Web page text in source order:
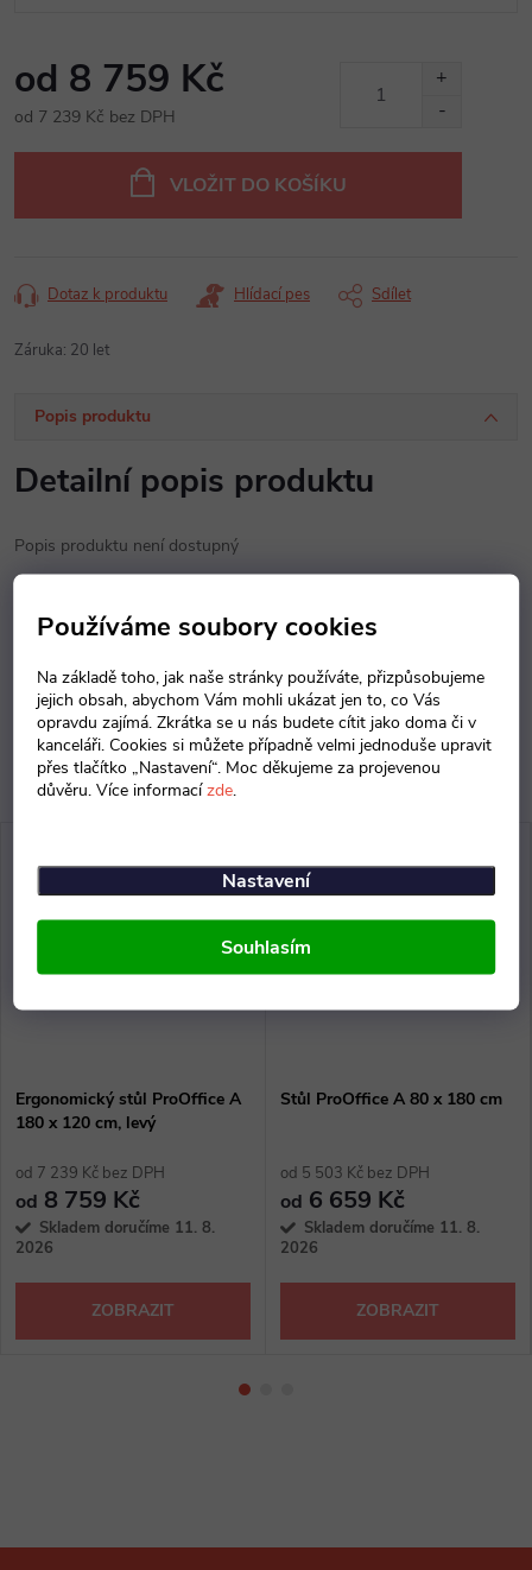
Používáme soubory cookies
Na základě toho, jak naše stránky používáte, přizpůsobujeme
jejich obsah, abychom Vám mohli ukázat jen to, co Vás
opravdu zajímá. Zkrátka se u nás budete cítit jako doma či v
kanceláři. Cookies si můžete případně velmi jednoduše upravit
přes tlačítko „Nastavení“. Moc děkujeme za projevenou
důvěru. Více informacízde.
Nastavení
Souhlasím
od 8 759 Kč
od 7 239 Kč bez DPH
VLOŽIT DO KOŠÍKU
Dotaz k produktu Hlídací pes Sdílet
Záruka: 20 let
Popis produktu
Detailní popis produktu
Popis produktu není dostupný
Parametry produktu
Diskuse
Ergonomický stůl ProOffice A
180 x 120 cm, levý
od 7 239 Kč bez DPH
od 8 759 Kč
Skladem doručíme 11. 8.
2026
ZOBRAZIT
Stůl ProOffice A 80 x 180 cm
od 5 503 Kč bez DPH
od 6 659 Kč
Skladem doručíme 11. 8.
2026
ZOBRAZIT